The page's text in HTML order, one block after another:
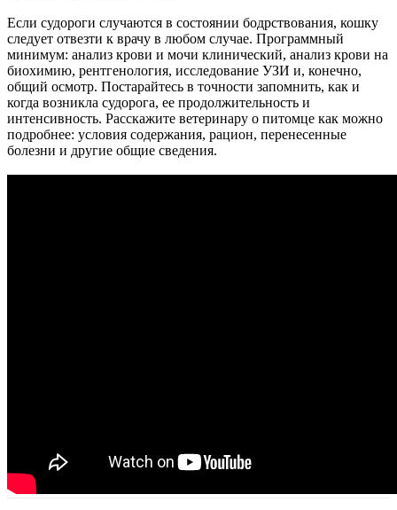
Если судороги случаются в состоянии бодрствования, кошку
следует отвезти к врачу в любом случае. Программный
минимум: анализ крови и мочи клинический, анализ крови на
биохимию, рентгенология, исследование УЗИ и, конечно,
общий осмотр. Постарайтесь в точности запомнить, как и
когда возникла судорога, ее продолжительность и
интенсивность. Расскажите ветеринару о питомце как можно
подробнее: условия содержания, рацион, перенесенные
болезни и другие общие сведения.